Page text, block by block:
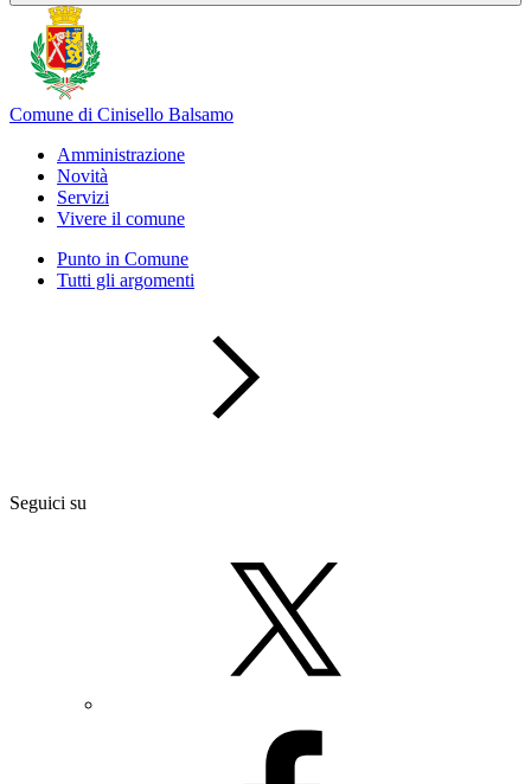
Comune di Cinisello Balsamo
Amministrazione
Novità
Servizi
Vivere il comune
Punto in Comune
Tutti gli argomenti
Seguici su